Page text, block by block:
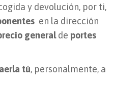
y devolución, por ti,
en la dirección
generalde portes
tú, personalmente, a